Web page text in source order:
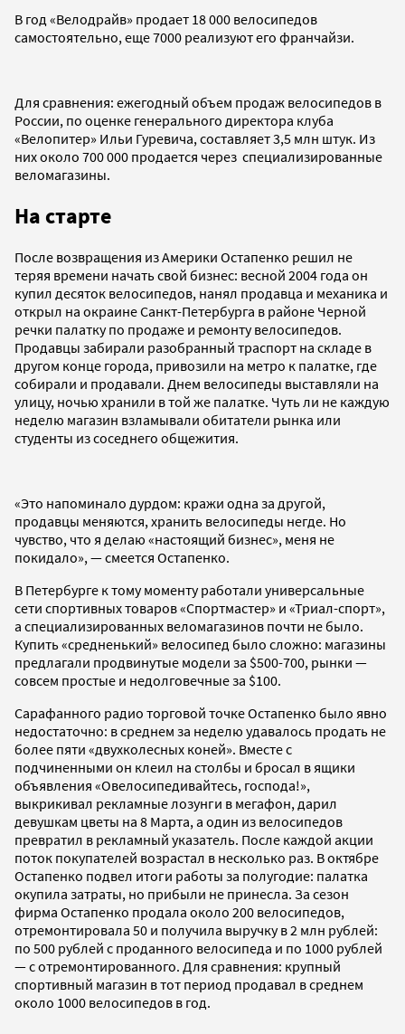
В год «Велодрайв» продает 18 000 велосипедов
самостоятельно, еще 7000 реализуют его франчайзи.
Для сравнения: ежегодный объем продаж велосипедов в
России, по оценке генерального директора клуба
«Велопитер» Ильи Гуревича, составляет 3,5 млн штук. Из
них около 700 000 продается через специализированные
веломагазины.
На старте
После возвращения из Америки Остапенко решил не
теряя времени начать свой бизнес: весной 2004 года он
купил десяток велосипедов, нанял продавца и механика и
открыл на окраине Санкт-Петербурга в районе Черной
речки палатку по продаже и ремонту велосипедов.
Продавцы забирали разобранный траспорт на складе в
другом конце города, привозили на метро к палатке, где
собирали и продавали. Днем велосипеды выставляли на
улицу, ночью хранили в той же палатке. Чуть ли не каждую
неделю магазин взламывали обитатели рынка или
студенты из соседнего общежития.
«Это напоминало дурдом: кражи одна за другой,
продавцы меняются, хранить велосипеды негде. Но
чувство, что я делаю «настоящий бизнес», меня не
покидало», — смеется Остапенко.
В Петербурге к тому моменту работали универсальные
сети спортивных товаров «Спортмастер» и «Триал-спорт»,
а специализированных веломагазинов почти не было.
Купить «средненький» велосипед было сложно: магазины
предлагали продвинутые модели за $500-700, рынки —
совсем простые и недолговечные за $100.
Сарафанного радио торговой точке Остапенко было явно
недостаточно: в среднем за неделю удавалось продать не
более пяти «двухколесных коней». Вместе с
подчиненными он клеил на столбы и бросал в ящики
объявления «Овелосипедивайтесь, господа!»,
выкрикивал рекламные лозунги в мегафон, дарил
девушкам цветы на 8 Марта, а один из велосипедов
превратил в рекламный указатель. После каждой акции
поток покупателей возрастал в несколько раз. В октябре
Остапенко подвел итоги работы за полугодие: палатка
окупила затраты, но прибыли не принесла. За сезон
фирма Остапенко продала около 200 велосипедов,
отремонтировала 50 и получила выручку в 2 млн рублей:
по 500 рублей с проданного велосипеда и по 1000 рублей
— с отремонтированного. Для сравнения: крупный
спортивный магазин в тот период продавал в среднем
около 1000 велосипедов в год.